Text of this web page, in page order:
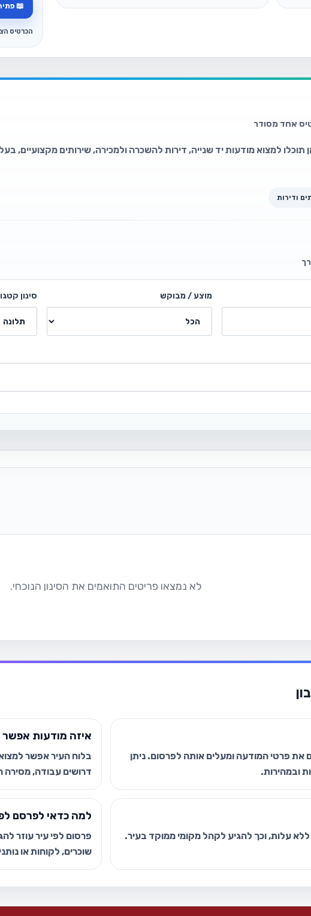
📖
הכרטיס
אחד מסודר
תוכלו למצוא מודעות יד שנייה, דירות להשכרה ולמכירה, שירותים מקצועיים,
ודירות
מוצע / מבוקש סינון
לא נמצאו פריטים התואמים את הסינון הנוכחי.
את פרטי המודעה ומעלים אותה לפרסום. ניתן
ובמהירות.
איזה מודעות
בלוח העיר אפשר
דרושים עבודה, מסירה
ללא עלות, וכך להגיע לקהל מקומי ממוקד בעיר.
למה כדאי לפרסם
פרסום לפי עיר עוזר
שוכרים, לקוחות או